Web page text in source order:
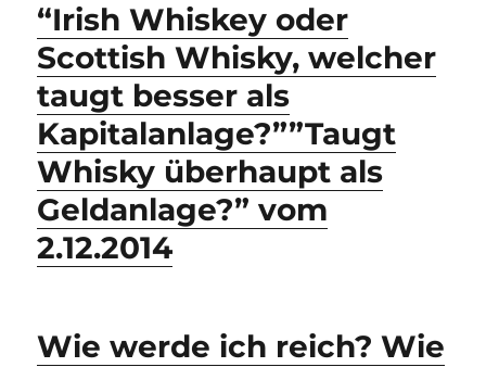
“Irish Whiskey oder
Scottish Whisky, welcher
taugt besser als
Kapitalanlage?””Taugt
Whisky überhaupt als
Geldanlage?” vom
2.12.2014
Wie werde ich reich? Wie